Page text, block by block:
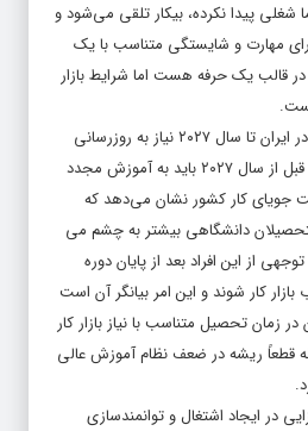
شغلی پیدا نکرده، بیکار تلقی می‌شود و
مهارت و شایستگی متناسب با یک
قالب یک حرفه هست اما شرایط بازار
۴۰ درصد از مهارت‌های فعلی در ایران تا سال ۲۰۲۷ نیاز به روزرسانی
دارند و از هر ۱۰ کارگر ۶ نفر تا قبل از سال ۲۰۲۷ باید به آموزش‌ مجدد
جویای کار کشور نشان می‌دهد که
دانشگاهی بیشتر به چشم می‌
از این افراد بعد از پایان دوره
کار شوند و این امر بیانگر آن است
زمان تحصیل متناسب با نیاز بازار کار
قطعاً ریشه در ضعف نظام آموزش عالی
در ایجاد اشتغال و توانمندسازی